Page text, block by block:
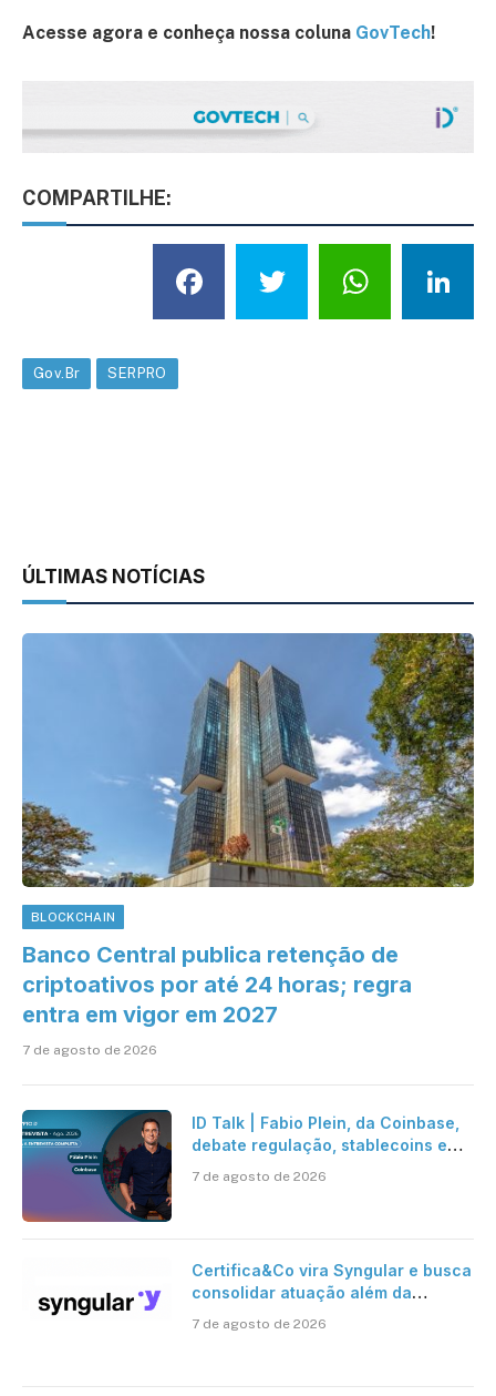
Acesse agora e conheça nossa coluna GovTech!
COMPARTILHE:
Facebook
Twitter
Gov.Br SERPRO
ÚLTIMAS NOTÍCIAS
BLOCKCHAIN
Banco Central publica retenção de
criptoativos por até 24 horas; regra
entra em vigor em 2027
7 de agosto de 2026
ID Talk | Fabio Plein, da Coinbase,
debate regulação, stablecoins e
risco onchain
7 de agosto de 2026
Certifica&Co vira Syngular e busca
consolidar atuação além da
certificação digital
7 de agosto de 2026